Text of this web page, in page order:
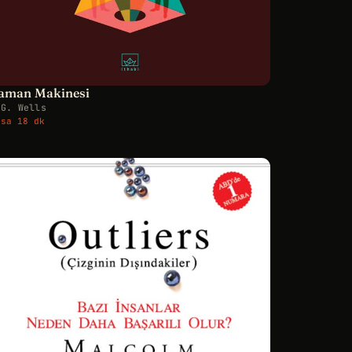
Makinesi
Wells
18 dk